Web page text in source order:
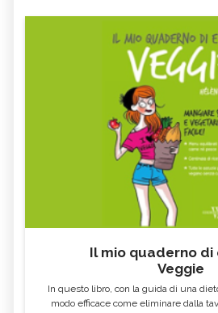
Il mio quaderno di
Veggie
In questo libro, con la guida di una
modo efficace come eliminare dalla